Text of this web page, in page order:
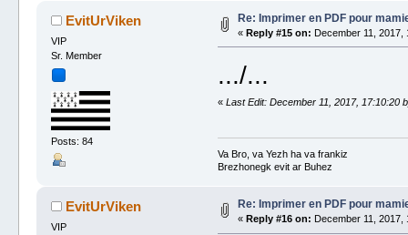
EvitUrViken
VIP
Sr. Member
Posts: 84
Re: Imprimer en PDF pour
« Reply #15 on: December 11, 2017,
.../...
«Last Edit: December 11, 2017, 17:10:20
Va Bro, va Yezh ha va frankiz
Brezhonegk evit ar Buhez
EvitUrViken
VIP
Re: Imprimer en PDF pour
« Reply #16 on: December 11, 2017,